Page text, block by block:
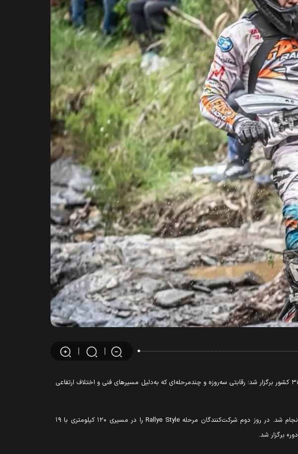
به گزارش میدان؛ راند دوم مسابقات قهرمانی جهان هارد اندورو در شهر پورتو پرتغال با حضور بیش از ۳۲۰ ورزشکار از ۳۵ کشور برگزار شد؛ رقابتی سه‌روزه و چندمرحله‌ای که به‌دلیل مسیرهای فنی و اختلاف ارتفاعی
Rallye Style
را در مسیری ۱۲۰ کیلومتری با ۱۹
برگزار شد.